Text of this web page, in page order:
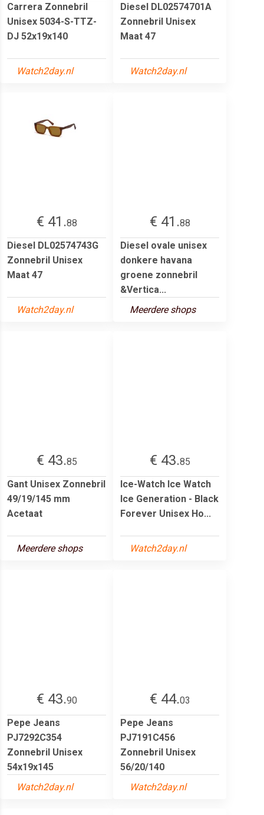
Carrera Zonnebril
Unisex 5034-S-TTZ-
DJ 52x19x140
Watch2day.nl
Diesel DL02574701A
Zonnebril Unisex
Maat 47
Watch2day.nl
€ 41.88
Diesel DL02574743G
Zonnebril Unisex
Maat 47
Watch2day.nl
€ 41.88
Diesel ovale unisex
donkere havana
groene zonnebril
&Vertica...
Meerdere shops
€ 43.85
Gant Unisex Zonnebril
49/19/145 mm
Acetaat
Meerdere shops
€ 43.85
Ice-Watch Ice Watch
Ice Generation - Black
Forever Unisex Ho...
Watch2day.nl
€ 43.90
Pepe Jeans
PJ7292C354
Zonnebril Unisex
54x19x145
Watch2day.nl
€ 44.03
Pepe Jeans
PJ7191C456
Zonnebril Unisex
56/20/140
Watch2day.nl